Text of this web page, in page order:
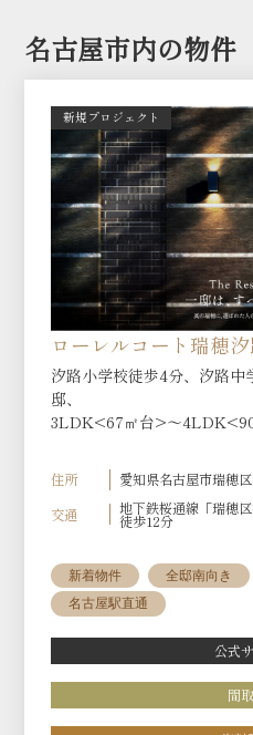
名古屋市内の物件
新規プロジェクト
ローレルコート瑞穂
汐路小学校徒歩4分、汐路
邸、
3LDK<67㎡台>〜4LDK<90
住所
愛知県名古屋市瑞穂
交通
地下鉄桜通線「瑞穂
徒歩12分
新着物件 全邸南向き
名古屋駅直通
公式
間